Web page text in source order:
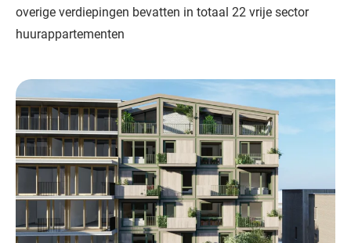
overige verdiepingen bevatten in totaal 22 vrije sector
huurappartementen